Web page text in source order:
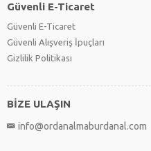
Güvenli E-Ticaret
Güvenli E-Ticaret
Güvenli Alışveriş İpuçları
Gizlilik Politikası
BİZE ULAŞIN
info@ordanalmaburdanal.com